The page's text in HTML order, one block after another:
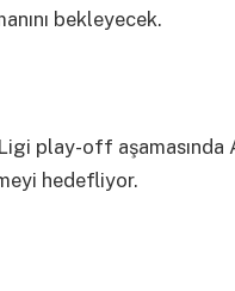
bekleyecek.
play-off aşamasında
hedefliyor.